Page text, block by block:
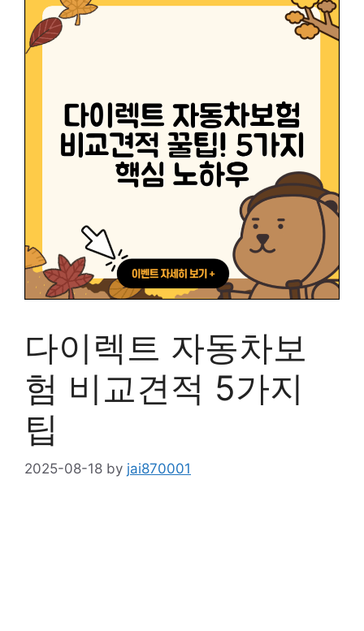
다이렉트 자동차보
험 비교견적 5가지
팁
2025-08-18 by jai870001